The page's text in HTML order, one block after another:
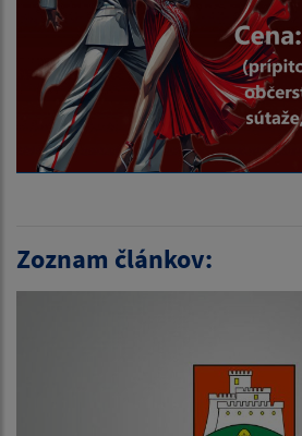
Zoznam článkov: